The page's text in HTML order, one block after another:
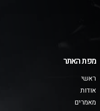
מפת האתר
ראשי
אודות
מאמרים